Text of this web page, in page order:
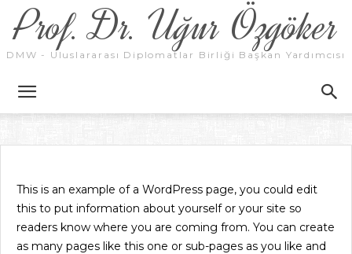
Prof. Dr. Uğur Özgöker
DMW - Uluslararası Diplomatlar Birliği Başkan Yardımcısı
This is an example of a WordPress page, you could edit
this to put information about yourself or your site so
readers know where you are coming from. You can create
as many pages like this one or sub-pages as you like and